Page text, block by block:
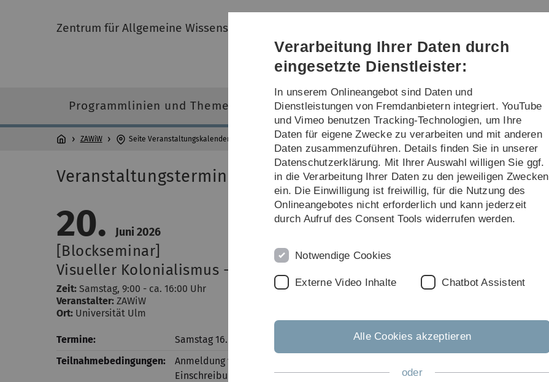
Direkt
Direkt
Direkt
(Sprache,
Drucken,
Social
Direkt
Direkt
Zentrum für Allgemeine Wissenschaftliche Weiterbildung
Programmlinien und Themen Forschung, Lehre & Transfer Über uns
ZAWiW Seite Veranstaltungskalender
Veranstaltungstermin
20. Juni 2026
[Blockseminar]
Visueller Kolonialismus - Teil 2
Zeit: Samstag, 9:00 - ca. 16:00 Uhr
Veranstalter: ZAWiW
Ort: Universität Ulm
Termine:
Samstag 16. Mai 20. Juni & 4. Juli 2026 | 9:00 bis ca. 16:00 Uhr
Teilnahmebedingungen:
Anmeldung via E-Mail an
Einschreibung in das
Forschende Lernen.
Verarbeitung Ihrer Daten durch
eingesetzte Dienstleister:
In unserem Onlineangebot sind Daten und
Dienstleistungen von Fremdanbietern integriert. YouTube
und Vimeo benutzen Tracking-Technologien, um Ihre
Daten für eigene Zwecke zu verarbeiten und mit anderen
Daten zusammenzuführen. Details finden Sie in unserer
Datenschutzerklärung. Mit Ihrer Auswahl willigen Sie ggf.
in die Verarbeitung Ihrer Daten zu den jeweiligen Zwecken
ein. Die Einwilligung ist freiwillig, für die Nutzung des
Onlineangebotes nicht erforderlich und kann jederzeit
durch Aufruf des Consent Tools widerrufen werden.
Notwendige Cookies
Externe Video Inhalte Chatbot Assistent
Alle Cookies akzeptieren
oder